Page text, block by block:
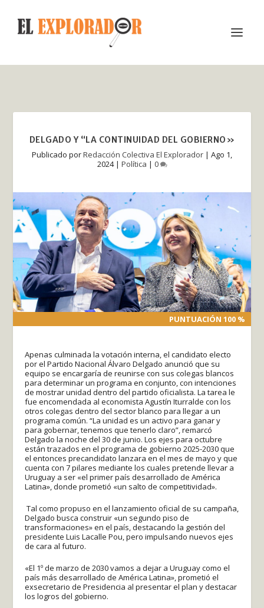
DELGADO Y “LA CONTINUIDAD DEL GOBIERNO»
Publicado porRedacción Colectiva El Explorador | Ago 1,
2024| Política | 0
PUNTUACIÓN 100 %
PUNTUACIÓN 100 %
Apenas culminada la votación interna, el candidato electo
por el Partido Nacional Álvaro Delgado anunció que su
equipo se encargaría de reunirse con sus colegas blancos
para determinar un programa en conjunto, con intenciones
de mostrar unidad dentro del partido oficialista. La tarea le
fue encomendada al economista Agustín Iturralde con los
otros colegas dentro del sector blanco para llegar a un
programa común. “La unidad es un activo para ganar y
para gobernar, tenemos que tenerlo claro”, remarcó
Delgado la noche del 30 de junio. Los ejes para octubre
están trazados en el programa de gobierno 2025-2030 que
el entonces precandidato lanzara en el mes de mayo y que
cuenta con 7 pilares mediante los cuales pretende llevar a
Uruguay a ser «el primer país desarrollado de América
Latina», donde prometió «un salto de competitividad».
Tal como propuso en el lanzamiento oficial de su campaña,
Delgado busca construir «un segundo piso de
transformaciones» en el país, destacando la gestión del
presidente Luis Lacalle Pou, pero impulsando nuevos ejes
de cara al futuro.
«El 1º de marzo de 2030 vamos a dejar a Uruguay como el
país más desarrollado de América Latina», prometió el
exsecretario de Presidencia al presentar el plan y destacar
los logros del gobierno.